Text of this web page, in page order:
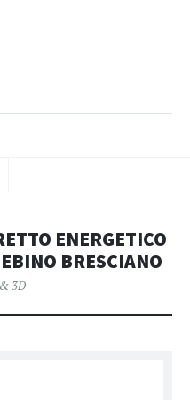
Lake. ITALY
ENERGETICO
BRESCIANO
3D